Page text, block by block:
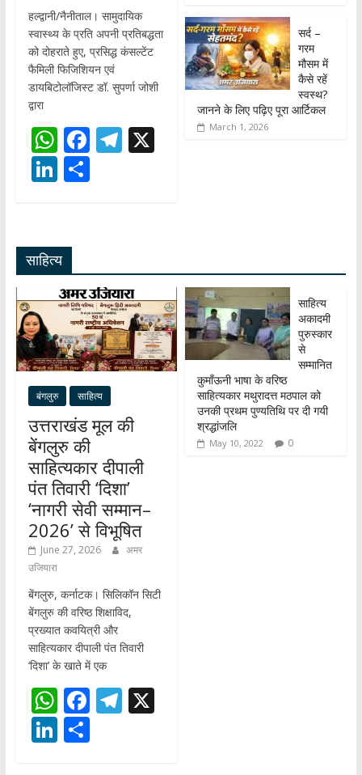
हल्द्वानी/नैनीताल। सामुदायिक
स्वास्थ्य के प्रति अपनी प्रतिबद्धता
को दोहराते हुए, प्रसिद्ध कंसल्टेंट
फैमिली फिजिशियन एवं
डायबिटोलॉजिस्ट डॉ. सुपर्णा जोशी
द्वारा
W
h
at
A
p
p
F
ac
e
o
k
T
m
X
Li
e
dI
n
S
सर्द –
गरम
मौसम में
कैसे रहें
स्वस्थ?
जानने के लिए पढ़िए पूरा आर्टिकल
March 1, 2026
साहित्य
बंगलुरु साहित्य
उत्तराखंड मूल की
बेंगलुरु की
साहित्यकार दीपाली
पंत तिवारी ‘दिशा’
‘नागरी सेवी सम्मान–
2026’ से विभूषित
June 27, 2026
अमर
उजियारा
बेंगलुरु, कर्नाटक। सिलिकॉन सिटी
बेंगलुरु की वरिष्ठ शिक्षाविद,
प्रख्यात कवयित्री और
साहित्यकार दीपाली पंत तिवारी
‘दिशा’ के खाते में एक
W
h
at
F
ac
e
T X
Li S
साहित्य
अकादमी
पुरुस्कार
से
सम्मानित
कुमाँऊनी भाषा के वरिष्ठ
साहित्यकार मथुरादत्त मठपाल को
उनकी प्रथम पुण्यतिथि पर दी गयी
श्रद्धांजलि
May 10, 2022 0